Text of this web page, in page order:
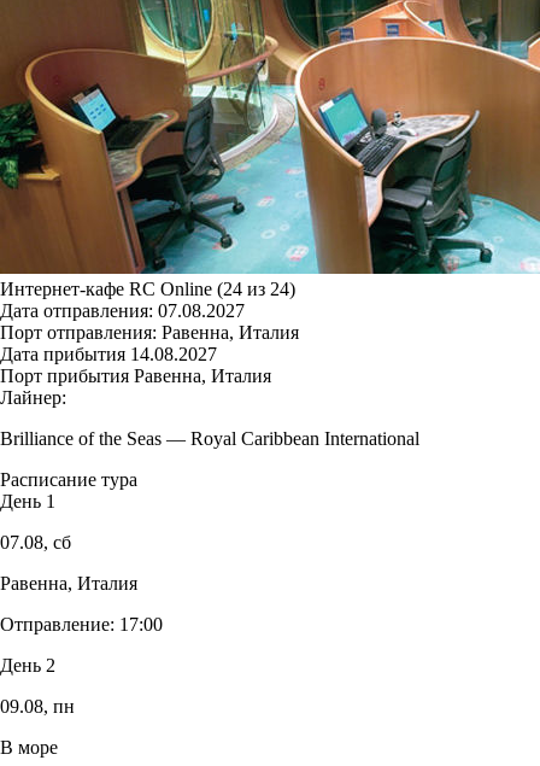
Интернет-кафе RC Online (24 из 24)
Дата отправления: 07.08.2027
Порт отправления: Равенна, Италия
Дата прибытия 14.08.2027
Порт прибытия Равенна, Италия
Лайнер:
Brilliance of the Seas — Royal Caribbean International
Расписание тура
День 1
07.08, сб
Равенна, Италия
Отправление: 17:00
День 2
09.08, пн
В море